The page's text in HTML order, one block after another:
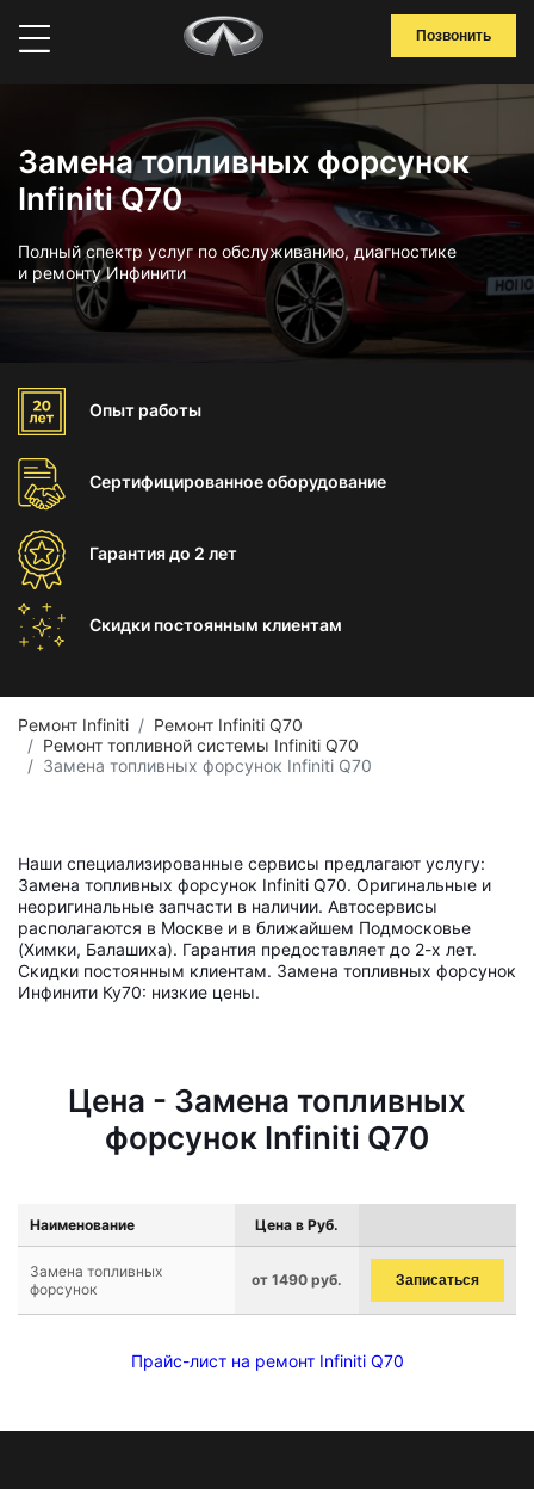
Позвонить
Замена топливных форсунок
Infiniti Q70
Полный спектр услуг по обслуживанию, диагностике
и ремонту Инфинити
Опыт работы
Сертифицированноеоборудование
Гарантиядо 2 лет
Скидки постоянным клиентам
Ремонт Infiniti
Ремонт Infiniti Q70
Ремонт топливной системы Infiniti Q70
Замена топливных форсунок Infiniti Q70
Наши специализированные сервисы предлагают услугу:
Замена топливных форсунок Infiniti Q70. Оригинальные и
неоригинальные запчасти в наличии. Автосервисы
располагаются в Москве и в ближайшем Подмосковье
(Химки, Балашиха). Гарантия предоставляет до 2-х лет.
Скидки постоянным клиентам. Замена топливных форсунок
Инфинити Ку70: низкие цены.
Цена - Замена топливных
форсунок Infiniti Q70
Наименование Цена в Руб.
Замена топливных
форсунок
от 1490 руб. Записаться
Прайс-лист на ремонт Infiniti Q70